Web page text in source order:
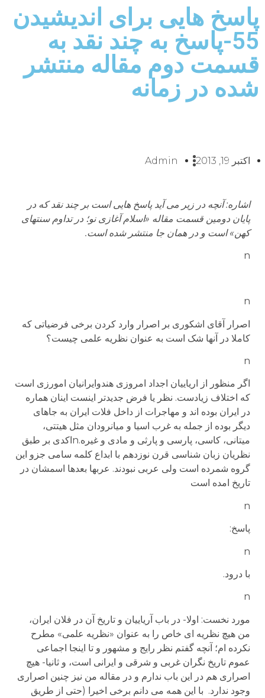
پاسخ هایی برای اندیشیدن
55-پاسخ به چند نقد به
قسمت دوم مقاله منتشر
شده در زمانه
اکتبر 19, 2013 Admin
اشاره: آنچه در زیر می آید پاسخ هایی است بر چند نقد که در
پایان دومین قسمت مقاله «اسلام آغازی نو؛ در تداوم سنتهای
کهن» است و در همان جا منتشر شده است.
n
n
اصرار آقای اشکوری بر اصرار وارد کردن برخی فرضیاتی که
کاملا در آنها شک است به عنوان نظریه علمی چیست؟
n
اگر منظور از اریاییان اجداد امروزی هندوایرانیان امورزی است
که اختلاف زیادست. نظر یا فرض جدیدتر اینست اینان هماره
در ایران بوده اند و مهاجرات از داخل فلات ایران به جاهای
دیگر بوده از جمله به غرب اسیا و میانرودان مثل هیتتی،
میتانی، کاسی، پارسی و پارثی و مادی و غیره.nاکدی بر طبق
نظریان زبان شناسی قرن نوزدهم با ابداع کلمه سامی جزو این
گروه شمرده است ولی عربی نبودند. عربها بعدها اسمشان در
تاریخ امده است
n
پاسخ:
n
با درود.
n
مورد نخست: اولا- در باب آریاییان و تاریخ آن در فلان ایران،
من هیچ نظریه ای خاص را به عنوان «نظریه علمی» مطرح
نکرده ام؛ آنچه گفتم نظر رایج و مشهور و تا اینجا اجماعی
عموم تاریخ نگران غربی و شرقی و ایرانی است، و ثانیا- هیچ
اصراری هم در این باب ندارم و در مقاله من نیز چنین اصراری
وجود ندارد. با این همه می دانم برخی اخیرا (حتی از طریق